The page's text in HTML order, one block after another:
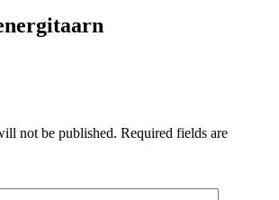
not be published. Required fields are